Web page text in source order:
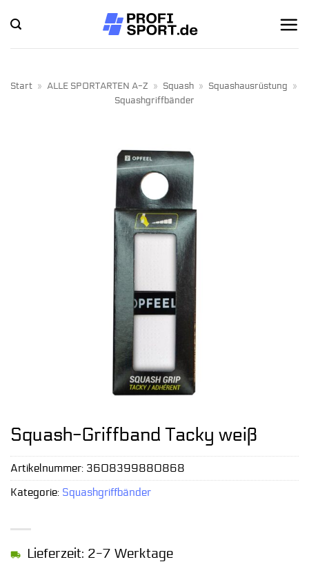
Inhalt
springen
Start » ALLE SPORTARTEN A-Z » Squash » Squashausrüstung »
Squashgriffbänder
Squash-Griffband Tacky weiß
Lieferzeit: 2-7 Werktage
Artikelnummer: 3608399880868
Kategorie: Squashgriffbänder